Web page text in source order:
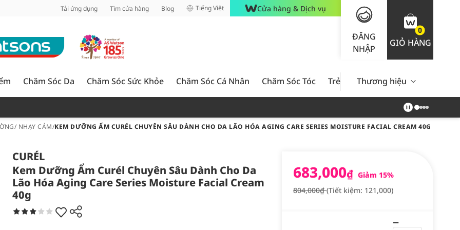
Tải ứng dụng Tìm cửa hàng Blog Tiếng Việt Cửa hàng & Dịch vụ
ĐĂNG
NHẬP
0
GIỎ HÀNG
Chăm Sóc Da Chăm Sóc Sức Khỏe Chăm Sóc Cá Nhân Chăm Sóc Tóc Trẻ Em Nam Giới Chăm Sóc
Thương hiệu
NHẠY CẢM/KEM DƯỠNG ẨM CURÉL CHUYÊN SÂU DÀNH CHO DA LÃO HÓA AGING CARE SERIES MOISTURE FACIAL CREAM 40G
CURÉL
Kem Dưỡng Ẩm Curél Chuyên Sâu Dành Cho Da
Lão Hóa Aging Care Series Moisture Facial Cream
40g
683,000₫ Giảm 15%
804,000₫(Tiết kiệm: 121,000)